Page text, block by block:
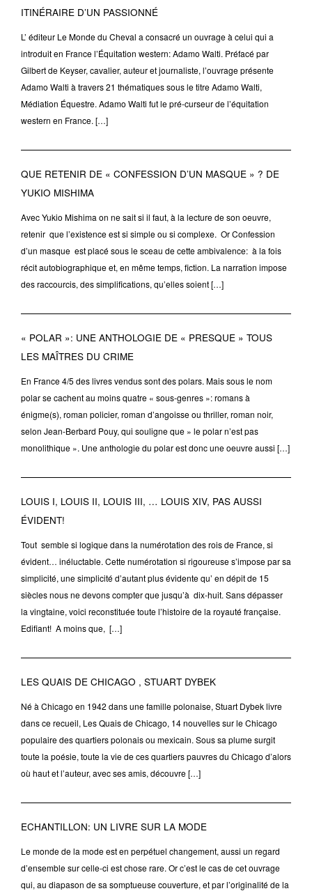
ITINÉRAIRE D’UN PASSIONNÉ
L’ éditeur Le Monde du Cheval a consacré un ouvrage à celui qui a
introduit en France l’Équitation western: Adamo Walti. Préfacé par
Gilbert de Keyser, cavalier, auteur et journaliste, l’ouvrage présente
Adamo Walti à travers 21 thématiques sous le titre Adamo Walti,
Médiation Équestre. Adamo Walti fut le pré-curseur de l’équitation
western en France. […]
QUE RETENIR DE « CONFESSION D’UN MASQUE » ? DE
YUKIO MISHIMA
Avec Yukio Mishima on ne sait si il faut, à la lecture de son oeuvre,
retenir que l’existence est si simple ou si complexe. Or Confession
d’un masque est placé sous le sceau de cette ambivalence: à la fois
récit autobiographique et, en même temps, fiction. La narration impose
des raccourcis, des simplifications, qu’elles soient […]
« POLAR »: UNE ANTHOLOGIE DE « PRESQUE » TOUS
LES MAÎTRES DU CRIME
En France 4/5 des livres vendus sont des polars. Mais sous le nom
polar se cachent au moins quatre « sous-genres »: romans à
énigme(s), roman policier, roman d’angoisse ou thriller, roman noir,
selon Jean-Berbard Pouy, qui souligne que » le polar n’est pas
monolithique ». Une anthologie du polar est donc une oeuvre aussi […]
LOUIS I, LOUIS II, LOUIS III, … LOUIS XIV, PAS AUSSI
ÉVIDENT!
Tout semble si logique dans la numérotation des rois de France, si
évident… inéluctable. Cette numérotation si rigoureuse s’impose par sa
simplicité, une simplicité d’autant plus évidente qu’ en dépit de 15
siècles nous ne devons compter que jusqu’à dix-huit. Sans dépasser
la vingtaine, voici reconstituée toute l’histoire de la royauté française.
Edifiant! A moins que, […]
LES QUAIS DE CHICAGO , STUART DYBEK
Né à Chicago en 1942 dans une famille polonaise, Stuart Dybek livre
dans ce recueil, Les Quais de Chicago, 14 nouvelles sur le Chicago
populaire des quartiers polonais ou mexicain. Sous sa plume surgit
toute la poésie, toute la vie de ces quartiers pauvres du Chicago d’alors
où haut et l’auteur, avec ses amis, découvre […]
ECHANTILLON: UN LIVRE SUR LA MODE
Le monde de la mode est en perpétuel changement, aussi un regard
d’ensemble sur celle-ci est chose rare. Or c’est le cas de cet ouvrage
qui, au diapason de sa somptueuse couverture, et par l’originalité de la